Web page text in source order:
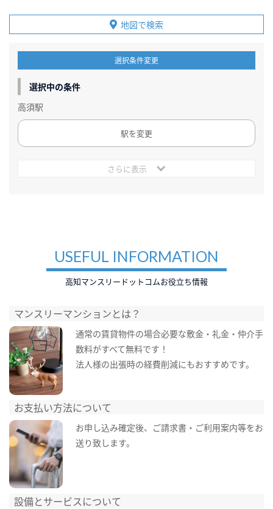
地図で検索
選択条件変更
選択中の条件
高須駅
駅を変更
さらに表示
USEFUL INFORMATION
高知マンスリードットコムお役立ち情報
マンスリーマンションとは？
通常の賃貸物件の場合必要な敷金・礼金・仲介手
数料がすべて無料です！
法人様の出張時の経費削減にもおすすめです。
お支払い方法について
お申し込み確定後、ご請求書・ご利用案内等をお
送り致します。
設備とサービスについて